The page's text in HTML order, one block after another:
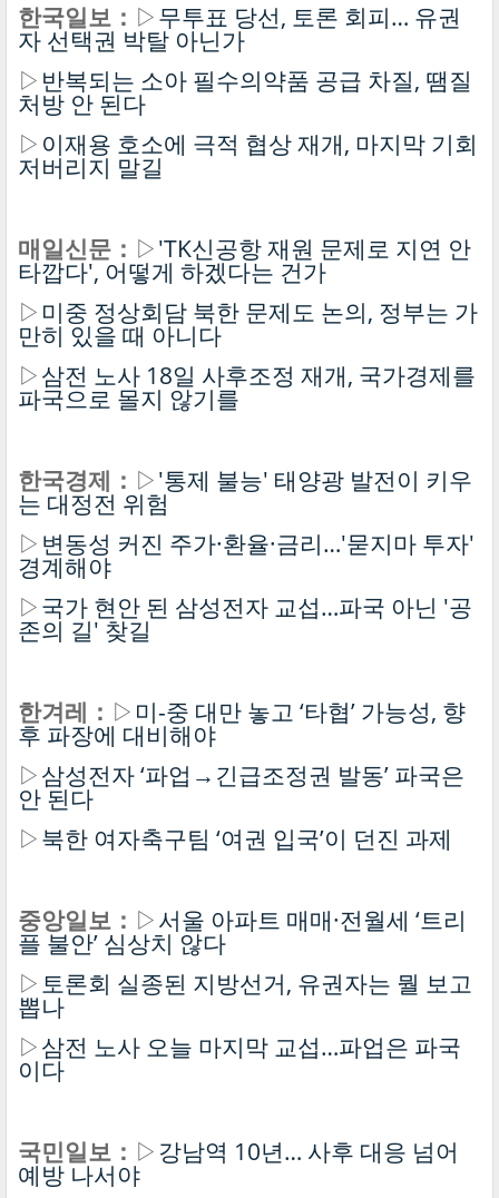
한국일보： ▷무투표 당선, 토론 회피… 유권
자 선택권 박탈 아닌가
▷ 반복되는 소아 필수의약품 공급 차질, 땜질
처방 안 된다
▷ 이재용 호소에 극적 협상 재개, 마지막 기회
저버리지 말길
매일신문： ▷'TK신공항 재원 문제로 지연 안
타깝다', 어떻게 하겠다는 건가
▷ 미중 정상회담 북한 문제도 논의, 정부는 가
만히 있을 때 아니다
▷삼전 노사 18일 사후조정 재개, 국가경제를
파국으로 몰지 않기를
한국경제： ▷'통제 불능' 태양광 발전이 키우
는 대정전 위험
▷ 변동성 커진 주가·환율·금리…'묻지마 투자'
경계해야
▷국가 현안 된 삼성전자 교섭…파국 아닌 '공
존의 길' 찾길
한겨레： ▷ 미-중 대만 놓고 ‘타협’ 가능성, 향
후 파장에 대비해야
▷삼성전자 ‘파업→긴급조정권 발동’ 파국은
안 된다
▷북한 여자축구팀 ‘여권 입국’이 던진 과제
중앙일보： ▷서울 아파트 매매·전월세 ‘트리
플 불안’ 심상치 않다
▷토론회 실종된 지방선거, 유권자는 뭘 보고
뽑나
▷삼전 노사 오늘 마지막 교섭…파업은 파국
이다
국민일보： ▷강남역 10년… 사후 대응 넘어
예방 나서야